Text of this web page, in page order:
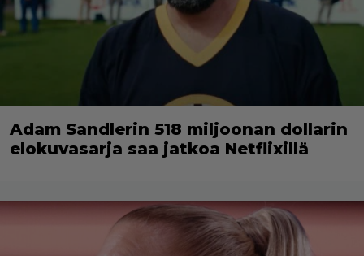
Adam Sandlerin 518 miljoonan dollarin
elokuvasarja saa jatkoa Netflixillä